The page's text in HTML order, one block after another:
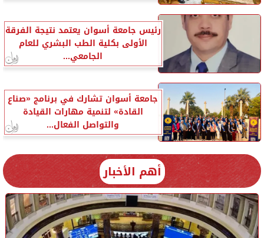
رئيس جامعة أسوان يعتمد نتيجة الفرقة
الأولى بكلية الطب البشري للعام
الجامعي...
جامعة أسوان تشارك في برنامج «صناع
القادة» لتنمية مهارات القيادة
والتواصل الفعال...
أهم الأخبار